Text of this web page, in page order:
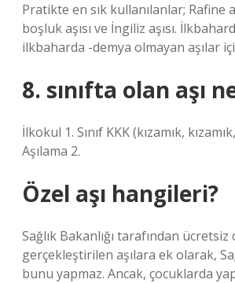
Pratikte en sık kullanılanlar; Rafine
boşluk aşısı ve İngiliz aşısı.
ilkbaharda -demya olmayan aşılar
8. sınıfta olan aşı
İlkokul 1. Sınıf KKK (kızamık,
Aşılama 2.
Özel aşı hangileri?
Sağlık Bakanlığı tarafından
gerçekleştirilen aşılara ek olarak,
bunu yapmaz. Ancak, çocuklarda